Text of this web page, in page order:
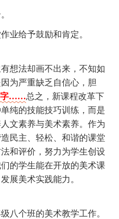
业给予鼓励和肯定。
想法却画不出来，不知如
为严重缺乏自信心，胆
字……总之，新课程改革下
纯的技能技巧训练，而是
文素养与美术素养。作为
民主、轻松、和谐的课堂
和评价，努力为学生创设
的学生能在开放的美术课
展美术实践能力。
八个班的美术教学工作。